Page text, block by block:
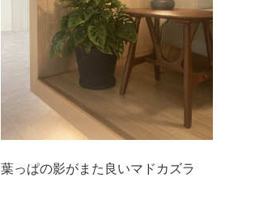
葉っぱの影がまた良いマドカズラ